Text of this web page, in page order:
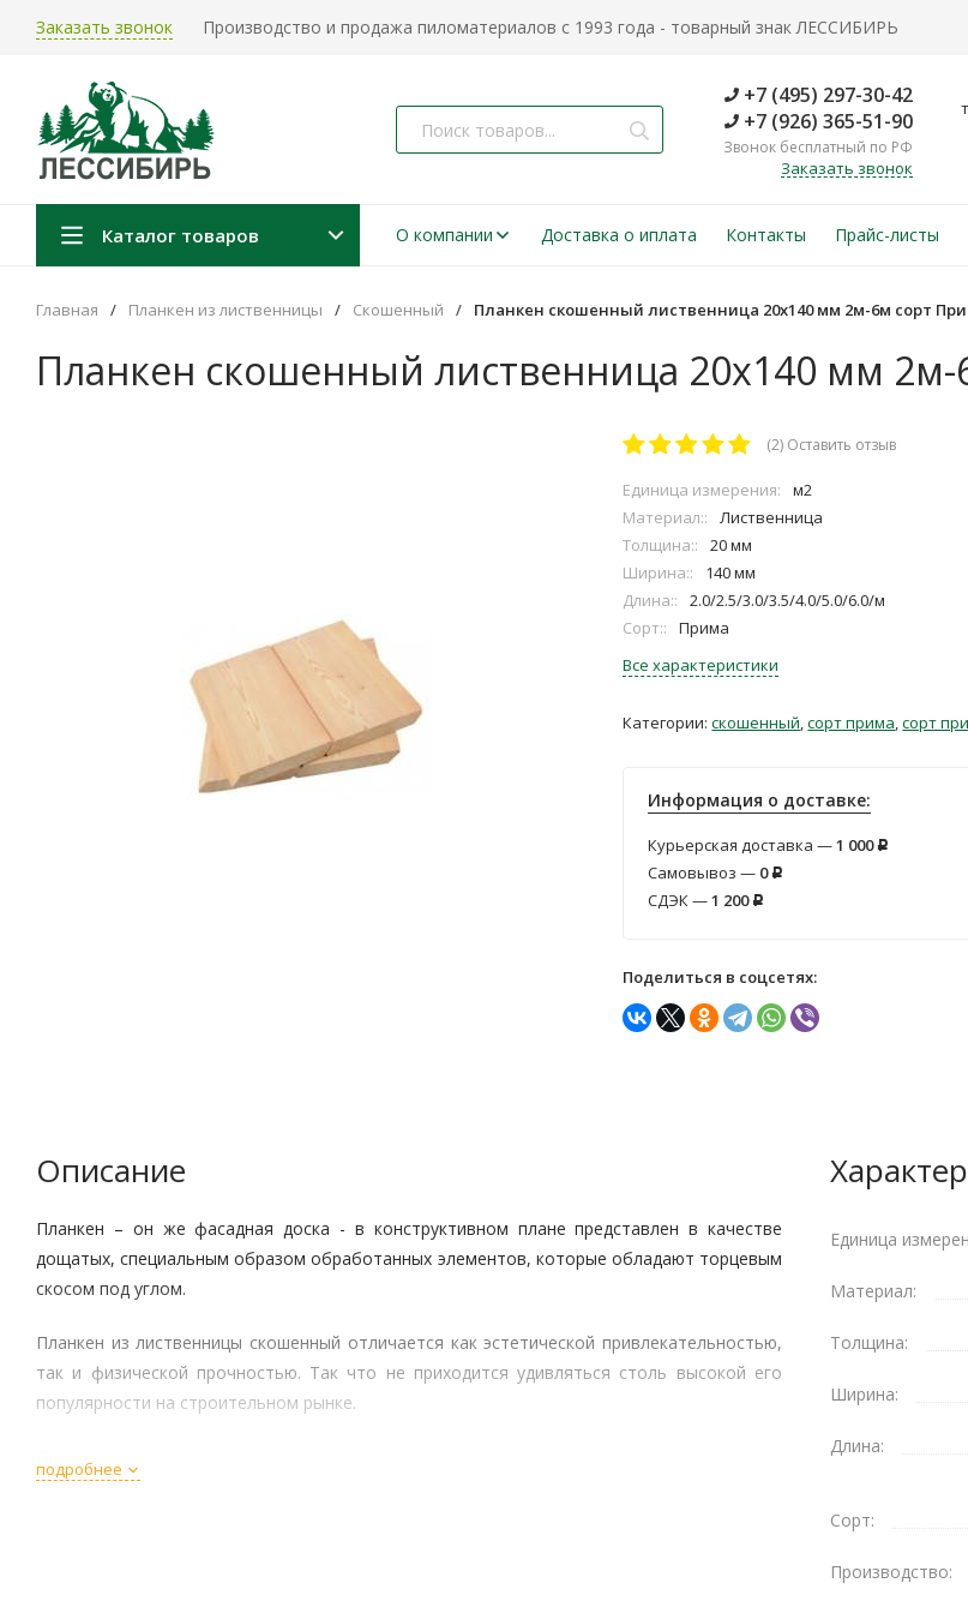
Заказать звонок Производство и продажа пиломатериалов с 1993 года - товарный знак ЛЕССИБИРЬ
+7 (495) 297-30-42
+7 (926) 365-51-90
Звонок бесплатный по РФ
Заказать звонок
Каталог товаров О компании Доставка о иплата Контакты Прайс-листы
Главная / Планкен из лиственницы / Скошенный / Планкен скошенный лиственница 20х140 мм 2м-6м сорт
Планкен скошенный лиственница 20х140 мм
(2) Оставить отзыв
Единица измерения:
м2
Материал::
Лиственница
Толщина::
20 мм
Ширина::
140 мм
Длина::
2.0/2.5/3.0/3.5/4.0/5.0/6.0/м
Сорт::
Прима
Все характеристики
Категории:скошенный,сорт прима,сорт
Информация о доставке:
Курьерская доставка —1 000 Р
Самовывоз — 0 Р
СДЭК —1 200 Р
Поделиться в соцсетях:
Описание
Планкен – он же фасадная доска - в конструктивном плане представлен в качестве
дощатых, специальным образом обработанных элементов, которые обладают торцевым
скосом под углом.
Планкен из лиственницы скошенный отличается как эстетической привлекательностью,
так и физической прочностью. Так что не приходится удивляться столь высокой его
популярности на строительном рынке.
Технические характеристики
подробнее
Единица
Материал:
Толщина:
Ширина:
Длина:
Сорт:
Производство: